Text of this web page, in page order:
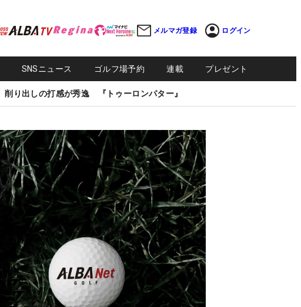
メルマガ登録 ログイン
SNSニュース ゴルフ場予約 連載 プレゼント
削り出しの打感が秀逸 『トゥーロンパター』